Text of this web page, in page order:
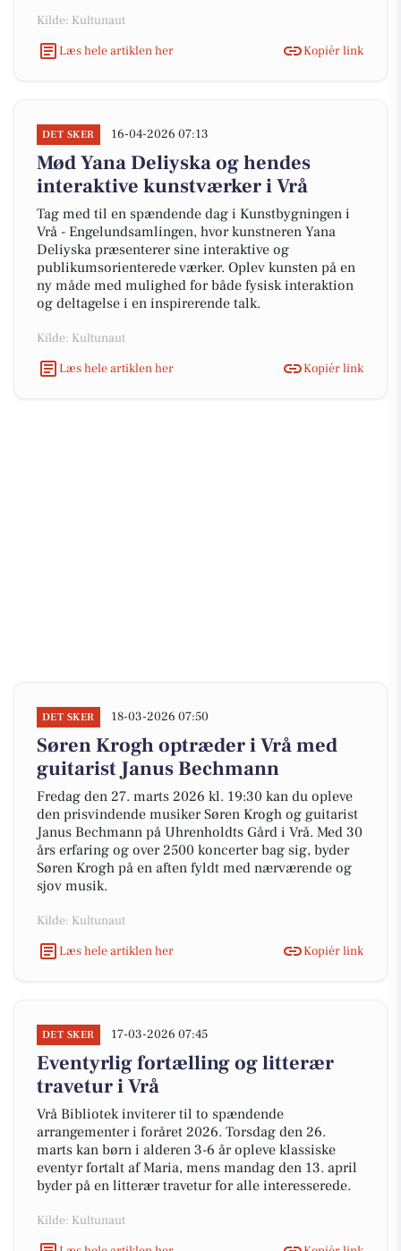
Kilde: Kultunaut
Læs hele artiklen her
Kopiér link
DET SKER 16-04-2026 07:13
Mød Yana Deliyska og hendes
interaktive kunstværker i Vrå
Tag med til en spændende dag i Kunstbygningen i
Vrå - Engelundsamlingen, hvor kunstneren Yana
Deliyska præsenterer sine interaktive og
publikumsorienterede værker. Oplev kunsten på en
ny måde med mulighed for både fysisk interaktion
og deltagelse i en inspirerende talk.
Kilde: Kultunaut
Læs hele artiklen her
Kopiér link
DET SKER 18-03-2026 07:50
Søren Krogh optræder i Vrå med
guitarist Janus Bechmann
Fredag den 27. marts 2026 kl. 19:30 kan du opleve
den prisvindende musiker Søren Krogh og guitarist
Janus Bechmann på Uhrenholdts Gård i Vrå. Med 30
års erfaring og over 2500 koncerter bag sig, byder
Søren Krogh på en aften fyldt med nærværende og
sjov musik.
Kilde: Kultunaut
Læs hele artiklen her
Kopiér link
DET SKER 17-03-2026 07:45
Eventyrlig fortælling og litterær
travetur i Vrå
Vrå Bibliotek inviterer til to spændende
arrangementer i foråret 2026. Torsdag den 26.
marts kan børn i alderen 3-6 år opleve klassiske
eventyr fortalt af Maria, mens mandag den 13. april
byder på en litterær travetur for alle interesserede.
Kilde: Kultunaut